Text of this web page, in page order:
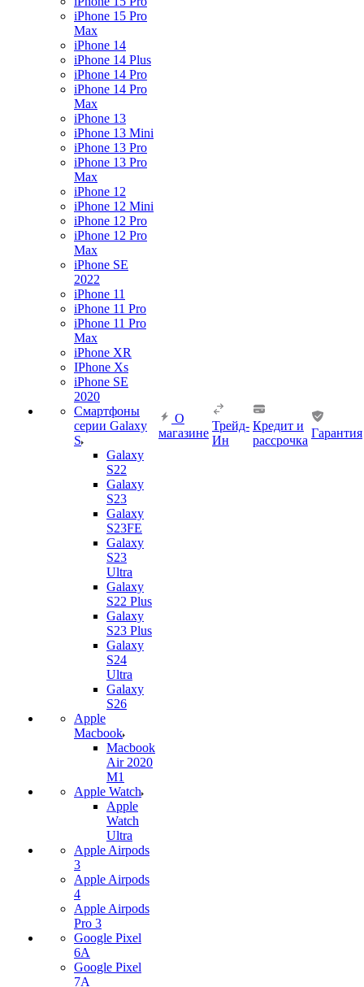
iPhone 15 Pro
Max
iPhone 14
iPhone 14 Plus
iPhone 14 Pro
iPhone 14 Pro
Max
iPhone 13
iPhone 13 Mini
iPhone 13 Pro
iPhone 13 Pro
Max
iPhone 12
iPhone 12 Mini
iPhone 12 Pro
iPhone 12 Pro
Max
iPhone SE
2022
iPhone 11
iPhone 11 Pro
iPhone 11 Pro
Max
iPhone XR
IPhone Xs
iPhone SE
2020
Смартфоны
серии Galaxy
S
Galaxy
S22
Galaxy
S23
Galaxy
S23FE
Galaxy
S23
Ultra
Galaxy
S22 Plus
Galaxy
S23 Plus
Galaxy
S24
Ultra
Galaxy
S26
Apple
Macbook
Macbook
Air 2020
M1
Apple Watch
Apple
Watch
Ultra
Apple Airpods
3
Apple Airpods
4
Apple Airpods
Pro 3
Google Pixel
6A
Google Pixel
7А
О
магазине
Трейд-
Ин
Кредит и
рассрочка
Гарантия